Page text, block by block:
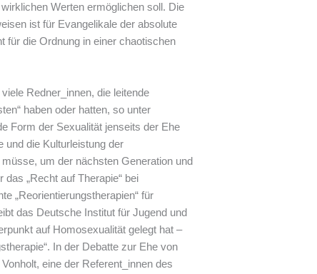
Werten ermöglichen soll. Die
ist für Evangelikale der absolute
für die Ordnung in einer chaotischen
Redner_innen, die leitende
haben oder hatten, so unter
Form der Sexualität jenseits der Ehe
und die Kulturleistung der
um der nächsten Generation und
„Recht auf Therapie“ bei
„Reorientierungstherapien“ für
das Deutsche Institut für Jugend und
auf Homosexualität gelegt hat –
In der Debatte zur Ehe von
eine der Referent_innen des